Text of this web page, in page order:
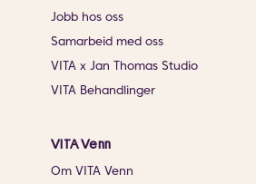
Jobb hos oss
Samarbeid med oss
VITA x Jan Thomas Studio
VITA Behandlinger
VITA Venn
Om VITA Venn